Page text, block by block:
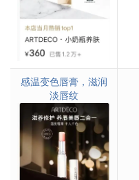
感温变色唇膏，滋润
淡唇纹